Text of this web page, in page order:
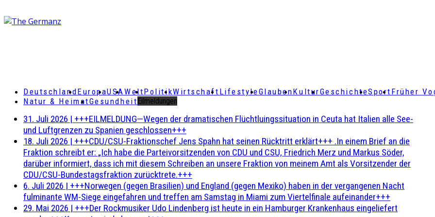
DeutschlandEuropaUSAWeltPolitikWirtschaft LifestyleGlaubenKulturGeschichteSport Früher
Natur & HeimatGesundheit Eilmeldungen
31. Juli 2026 | +++EILMELDUNG—Wegen der dramatischen Flüchtluingssituation in Ceuta hat Italien alle See-
und Luftgrenzen zu Spanien geschlossen+++
18. Juli 2026 | +++CDU/CSU-Fraktionschef Jens Spahn hat seinen Rücktritt erklärt+++ .In einem Brief an die
Fraktion schreibt er: „Ich habe die Parteivorsitzenden von CDU und CSU, Friedrich Merz und Markus Söder,
darüber informiert, dass ich mit diesem Schreiben an unsere Fraktion von meinem Amt als Vorsitzender der
CDU/CSU-Bundestagsfraktion zurücktrete.+++
6. Juli 2026 | +++Norwegen (gegen Brasilien) und England (gegen Mexiko) haben in der vergangenen Nacht
fulminante WM-Siege eingefahren und treffen am Samstag in Miami zum Viertelfinale aufeinander+++
29. Mai 2026 | +++Der Rockmusiker Udo Lindenberg ist heute in ein Hamburger Krankenhaus eingeliefert